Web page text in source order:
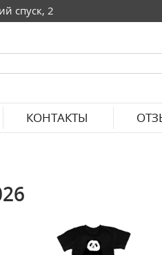
спуск, 2
КОНТАКТЫ